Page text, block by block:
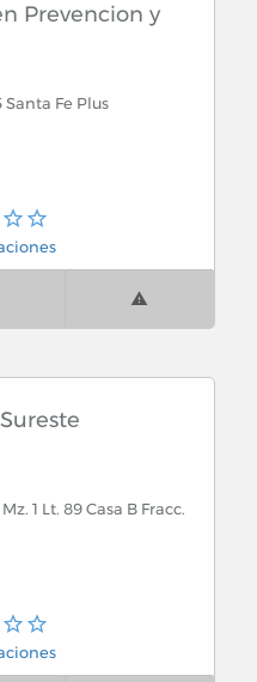
Prevencion y
Santa Fe Plus
1 Lt. 89 Casa B Fracc.